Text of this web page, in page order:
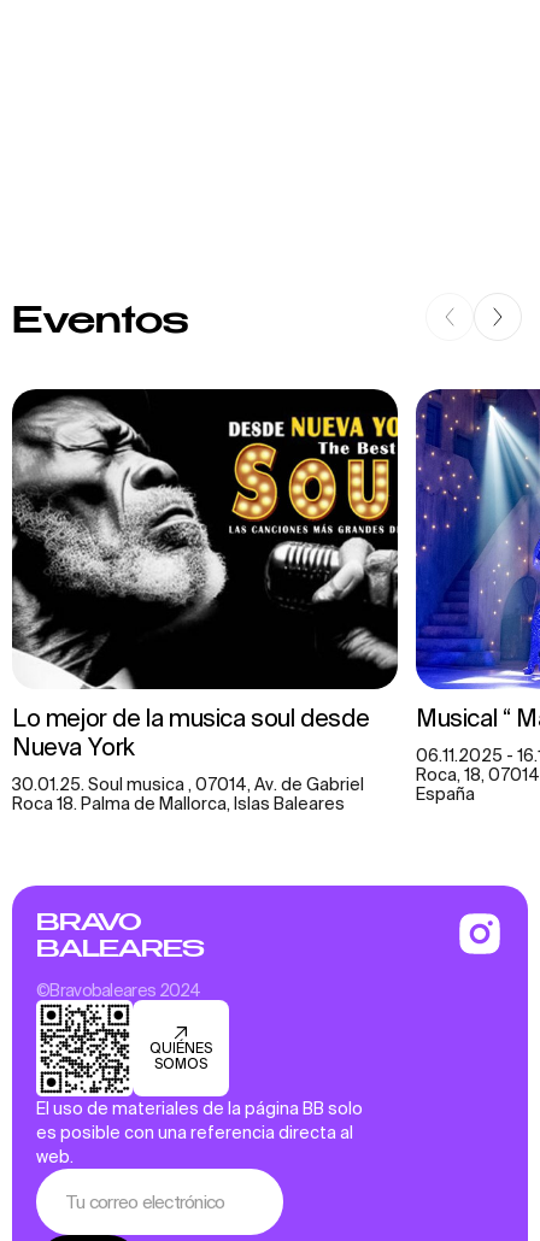
Eventos
Lo mejor de la musica soul desde
Nueva York
30.01.25. Soul musica , 07014, Av. de Gabriel
Roca 18. Palma de Mallorca, Islas Baleares
Musical “
06.11.2025 -
Roca, 18,
España
BRAVO
BALEARES
©Bravobaleares 2024
QUIÉNES
SOMOS
El uso de materiales de la página BB solo
es posible con una referencia directa al
web.